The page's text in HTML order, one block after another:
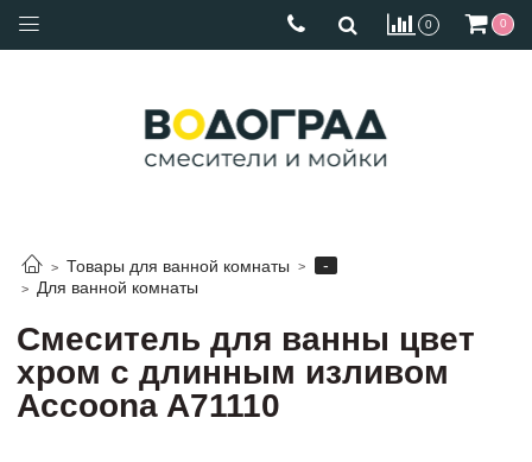
0 0
Товары для ванной комнаты
-
Для ванной комнаты
Cмеситель для ванны цвет
хром с длинным изливом
Accoona A71110